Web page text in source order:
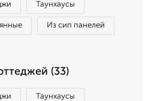
Таунхаусы
Из сип панелей
(33)
Таунхаусы